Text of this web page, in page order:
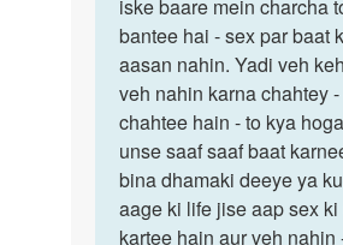
iske baare mein charcha
bantee hai - sex par baat
aasan nahin. Yadi veh
veh nahin karna chahtey
chahtee hain - to kya
unse saaf saaf baat
bina dhamaki deeye ya
aage ki life jise aap sex ki
kartee hain aur veh nahin